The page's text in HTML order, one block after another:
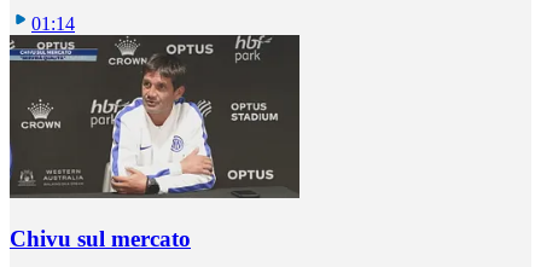
01:14
Chivu sul mercato